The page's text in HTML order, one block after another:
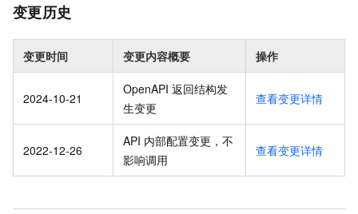
变更历史
变更时间 变更内容概要 操作
2024-10-21
OpenAPI 返回结构发
生变更
查看变更详情
2022-12-26
API 内部配置变更，不
影响调用
查看变更详情